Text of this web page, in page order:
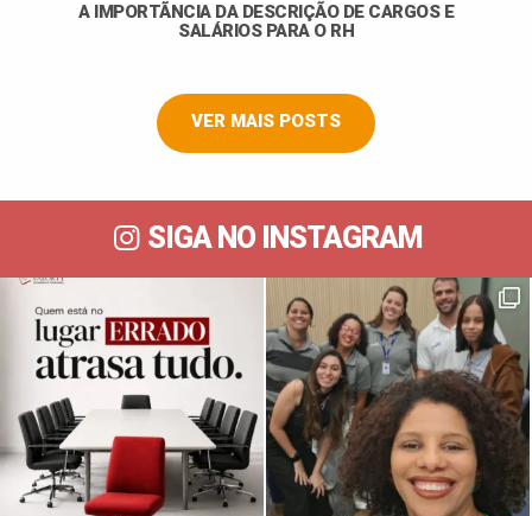
A IMPORTÃNCIA DA DESCRIÇÃO DE CARGOS E
SALÁRIOS PARA O RH
VER MAIS POSTS
SIGA NO INSTAGRAM